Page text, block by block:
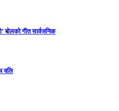
बोलको गीत सार्वजनिक
वलि